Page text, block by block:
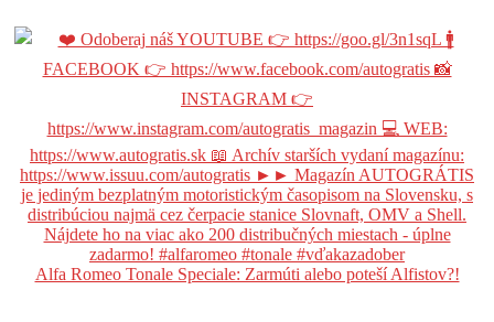
Alfa Romeo Tonale Speciale: Zarmúti alebo poteší Alfistov?!